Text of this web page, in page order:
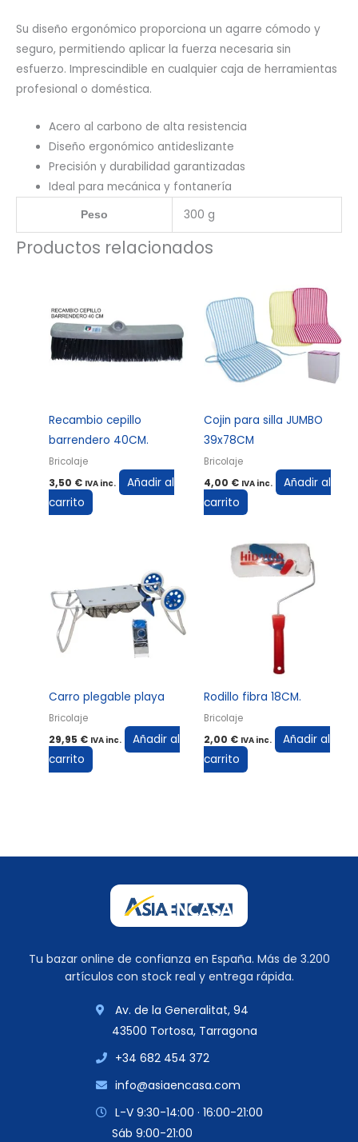
Su diseño ergonómico proporciona un agarre cómodo y
seguro, permitiendo aplicar la fuerza necesaria sin
esfuerzo. Imprescindible en cualquier caja de herramientas
profesional o doméstica.
Acero al carbono de alta resistencia
Diseño ergonómico antideslizante
Precisión y durabilidad garantizadas
Ideal para mecánica y fontanería
Peso 300 g
Productos relacionados
Recambio cepillo
barrendero 40CM.
Bricolaje
3,50 € IVA inc.
Añadir al
carrito
Cojin para silla JUMBO
39x78CM
Bricolaje
4,00 € IVA inc.
Añadir al
carrito
Carro plegable playa
Bricolaje
29,95 € IVA inc.
Añadir al
carrito
Rodillo fibra 18CM.
Bricolaje
2,00 € IVA inc.
Añadir al
carrito
Tu bazar online de confianza en España. Más de 3.200
artículos con stock real y entrega rápida.
Av. de la Generalitat, 94
43500 Tortosa, Tarragona
+34 682 454 372
info@asiaencasa.com
L-V 9:30-14:00 · 16:00-21:00
Sáb 9:00-21:00